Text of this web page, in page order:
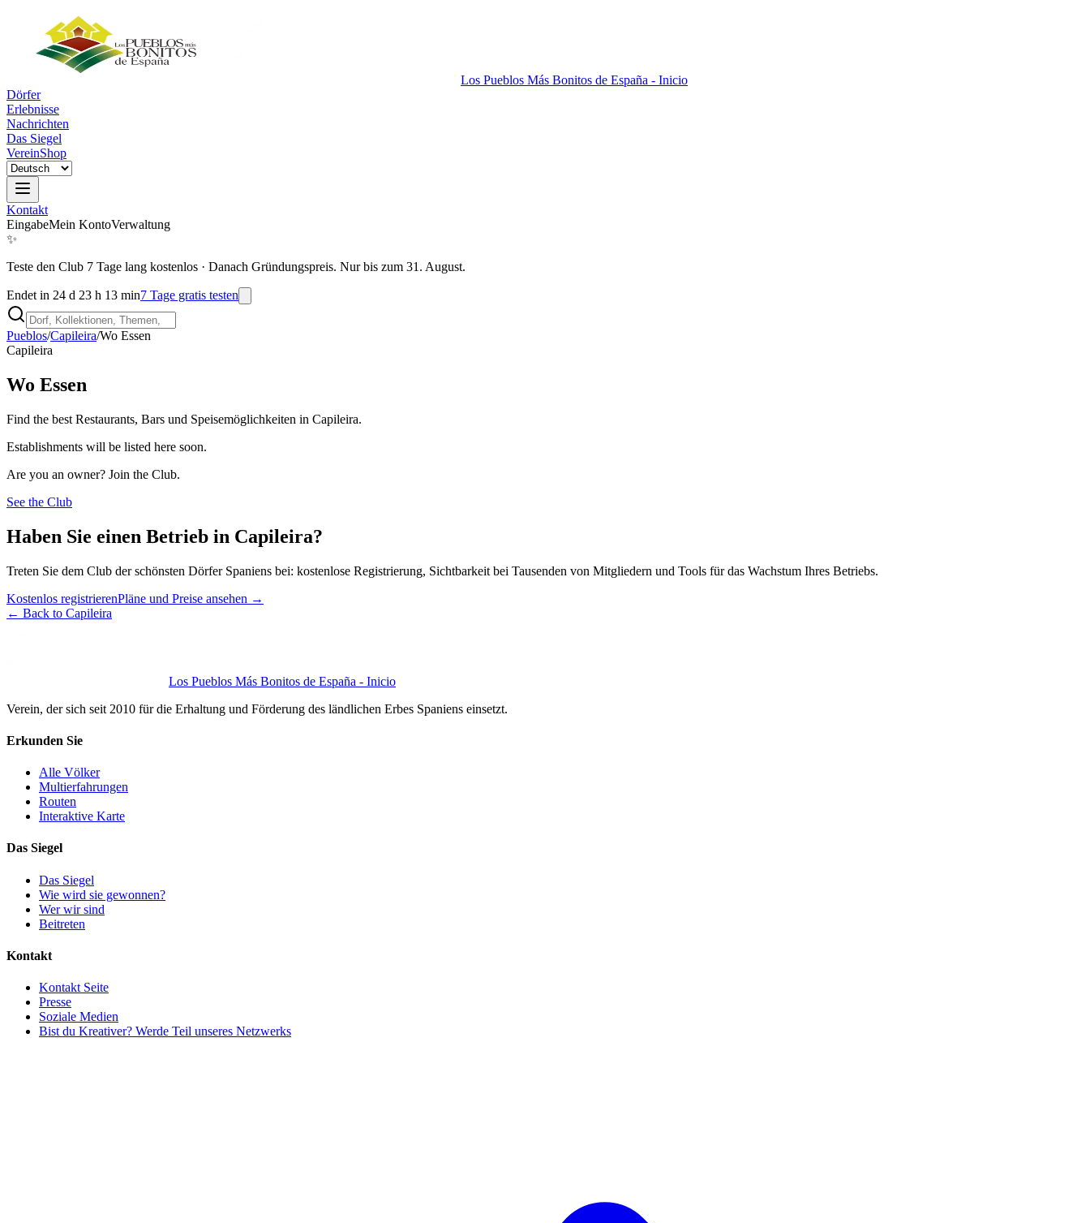
Los Pueblos Más Bonitos de España - Inicio
Dörfer
Erlebnisse
Nachrichten
Das Siegel
VereinShop
Kontakt
EingabeMein KontoVerwaltung
✨
Teste den Club 7 Tage lang kostenlos · Danach Gründungspreis. Nur bis zum 31. August.
Endet in 24 d 23 h 13 min7 Tage gratis testen
Pueblos/Capileira/Wo Essen
Capileira
Wo Essen
Find the best Restaurants, Bars und Speisemöglichkeiten in Capileira.
Establishments will be listed here soon.
Are you an owner? Join the Club.
See the Club
Haben Sie einen Betrieb in Capileira?
Treten Sie dem Club der schönsten Dörfer Spaniens bei: kostenlose Registrierung, Sichtbarkeit bei Tausenden von Mitgliedern und Tools für das Wachstum Ihres Betriebs.
Kostenlos registrierenPläne und Preise ansehen →
← Back to Capileira
Los Pueblos Más Bonitos de España - Inicio
Verein, der sich seit 2010 für die Erhaltung und Förderung des ländlichen Erbes Spaniens einsetzt.
Erkunden Sie
Alle Völker
Multierfahrungen
Routen
Interaktive Karte
Das Siegel
Das Siegel
Wie wird sie gewonnen?
Wer wir sind
Beitreten
Kontakt
Kontakt Seite
Presse
Soziale Medien
Bist du Kreativer? Werde Teil unseres Netzwerks